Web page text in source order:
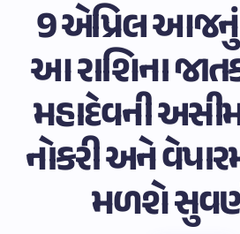
9 એપ્રિલ
આ રાશિના
મહાદેવની
નોકરી અને
મળશે